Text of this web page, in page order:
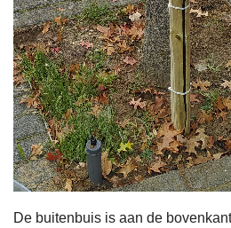
De buitenbuis is aan de